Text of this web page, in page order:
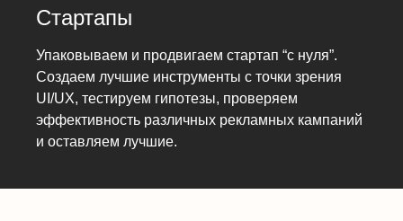
Стартапы
Упаковываем и продвигаем стартап “с нуля”.
Создаем лучшие инструменты с точки зрения
UI/UX, тестируем гипотезы, проверяем
эффективность различных рекламных кампаний
и оставляем лучшие.